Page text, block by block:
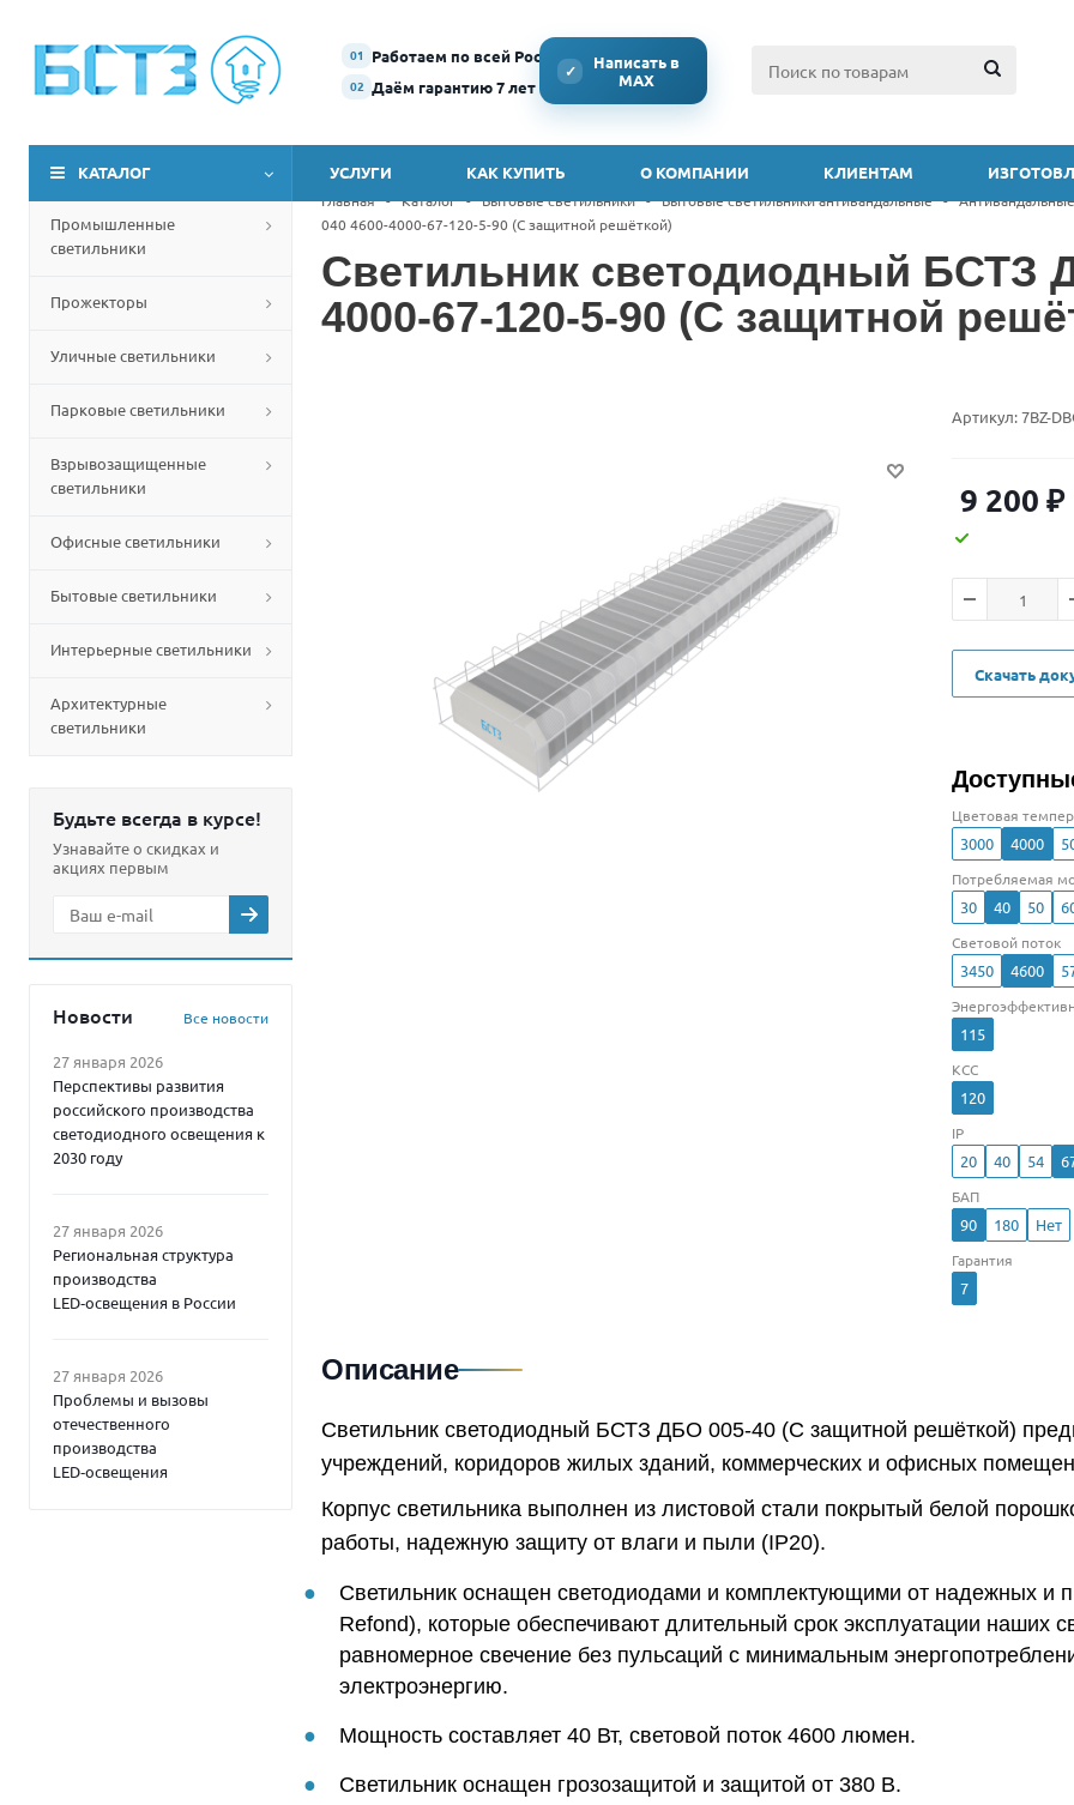
01 Работаем по всей России
02 Даём гарантию 7 лет
✓
Написать в
MAX
КАТАЛОГ УСЛУГИ КАК КУПИТЬ О КОМПАНИИ КЛИЕНТАМ
Промышленные
светильники
Прожекторы
Уличные светильники
Парковые светильники
Взрывозащищенные
светильники
Офисные светильники
Бытовые светильники
Интерьерные светильники
Архитектурные
светильники
Будьте всегда в курсе!
Узнавайте о скидках и
акциях первым
Новости Все новости
27 января 2026
Перспективы развития
российского производства
светодиодного освещения к
2030 году
27 января 2026
Региональная структура
производства
LED‑освещения в России
27 января 2026
Проблемы и вызовы
отечественного
производства
LED‑освещения
Главная - Каталог - Бытовые светильники - Бытовые светильники антивандальные -
040 4600-4000-67-120-5-90 (С защитной решёткой)
Светильник светодиодный БСТЗ
4000-67-120-5-90 (С защитной
Артикул:7BZ-
9 200 ₽
Скачать
Цветовая
3000 4000
Потребляемая
30 40 50
Световой поток
3450 4600
115
КСС
120
IP
20 40 54
БАП
90 180 Нет
Гарантия
7
Описание
Светильник светодиодный БСТЗ ДБО 005-40 (С защитной решёткой)
учреждений, коридоров жилых зданий, коммерческих и офисных
Корпус светильника выполнен из листовой стали покрытый белой
работы, надежную защиту от влаги и пыли (IP20).
Светильник оснащен светодиодами и комплектующими от надежных и
Refond), которые обеспечивают длительный срок эксплуатации наших
равномерное свечение без пульсаций с минимальным
электроэнергию.
Мощность составляет 40 Вт, световой поток 4600 люмен.
Светильник оснащен грозозащитой и защитой от 380 В.